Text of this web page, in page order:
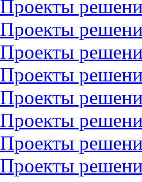
Проекты
Проекты
Проекты
Проекты
Проекты
Проекты
Проекты
Проекты